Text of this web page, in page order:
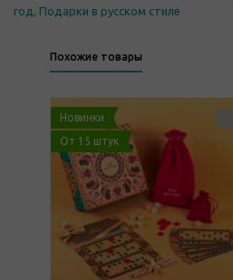
год , Подарки в русском стиле
Похожие товары
Новинки
От 15 штук